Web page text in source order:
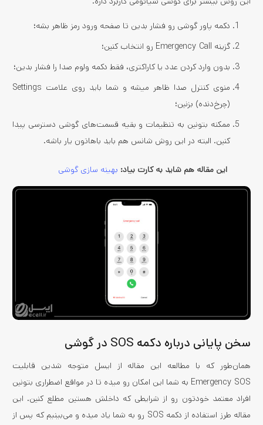
دکمه پاور گوشی رو فشار بدین تا صفحه ورود رمز ظاهر بشه؛
گزینه Emergency Call رو انتخاب کنین؛
بدون وارد کردن عدد یا کاراکتری، فقط دکمه ولوم صدا را فشار بدین؛
منوی کنترل صدا ظاهر میشه و شما باید روی علامت Settings
(چرخ‌دنده) بزنین؛
ممکنه بتونین به تنظیمات و بقیه قسمت‌های گوشی دسترسی پیدا
کنین. البته در این روش شانس هم باید باهاتون یار باشه.
این مقاله هم شاید به کارت بیاد: بهینه سازی گوشی
سخن پایانی درباره دکمه SOS در گوشی
همان‌طور که با مطالعه این مقاله از ایسل متوجه شدین قابلیت
Emergency SOS به شما این امکان رو میده تا در مواقع اضطراری بتونین
افراد معتمد خودتون رو از شرایطی که داخلش هستین مطلع کنین. این
مقاله طرز استفاده از دکمه SOS رو به شما یاد میده و می‌بینیم که پس از